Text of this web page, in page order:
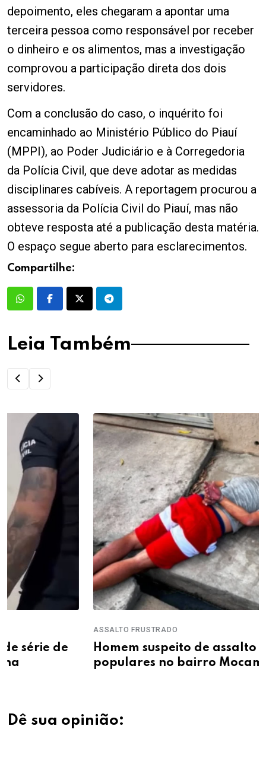
depoimento, eles chegaram a apontar uma
terceira pessoa como responsável por receber
o dinheiro e os alimentos, mas a investigação
comprovou a participação direta dos dois
servidores.
Com a conclusão do caso, o inquérito foi
encaminhado ao Ministério Público do Piauí
(MPPI), ao Poder Judiciário e à Corregedoria
da Polícia Civil, que deve adotar as medidas
disciplinares cabíveis. A reportagem procurou a
assessoria da Polícia Civil do Piauí, mas não
obteve resposta até a publicação desta matéria.
O espaço segue aberto para esclarecimentos.
Compartilhe:
Leia Também
ASSALTO FRUSTRADO
Homem suspeito de assalto é detido por
populares no bairro Mocambinho
Dê sua opinião: